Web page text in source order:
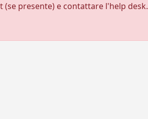
presente) e contattare l'help desk.